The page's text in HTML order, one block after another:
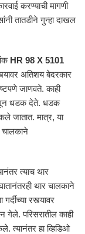
करण्याची मागणी
तातडीने गुन्हा दाखल
HR 98 X 5101
अतिशय बेदरकार
जाणवते. काही
धडक देते. धडक
जातात. मात्र, या
चालकाने
त्याच थार
थार चालकाने
रस्त्यावर
गेले. परिसरातील काही
त्यानंतर हा व्हिडिओ